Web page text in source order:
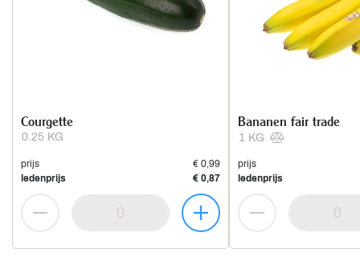
0.25 KG
Courgette
prijs
€ 0,99
ledenprijs
€ 0,87
1 KG
Bananen fair trade
prijs
ledenprijs